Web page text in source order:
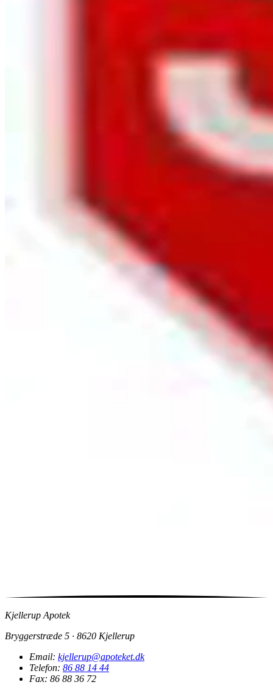
Kjellerup Apotek
Bryggerstræde 5 · 8620 Kjellerup
Email: kjellerup@apoteket.dk
Telefon: 86 88 14 44
Fax: 86 88 36 72